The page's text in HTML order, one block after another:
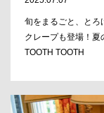
旬をまるごと、と
クレープも登場！夏
TOOTH TOOTH